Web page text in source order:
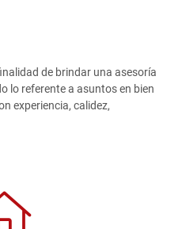
de brindar una asesoría
lo referente a asuntos en bien
experiencia, calidez,